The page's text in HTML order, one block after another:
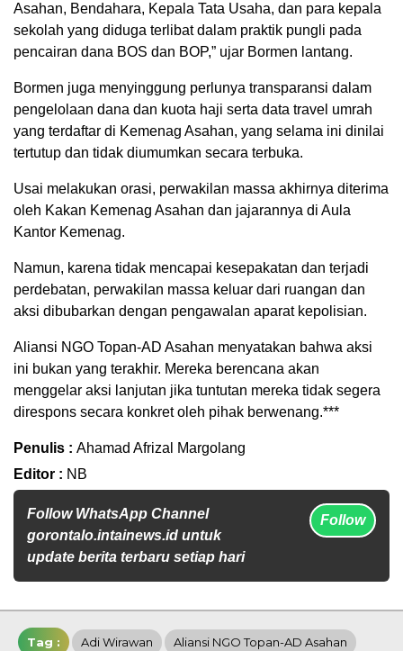
Asahan, Bendahara, Kepala Tata Usaha, dan para kepala
sekolah yang diduga terlibat dalam praktik pungli pada
pencairan dana BOS dan BOP,” ujar Bormen lantang.
Bormen juga menyinggung perlunya transparansi dalam
pengelolaan dana dan kuota haji serta data travel umrah
yang terdaftar di Kemenag Asahan, yang selama ini dinilai
tertutup dan tidak diumumkan secara terbuka.
Usai melakukan orasi, perwakilan massa akhirnya diterima
oleh Kakan Kemenag Asahan dan jajarannya di Aula
Kantor Kemenag.
Namun, karena tidak mencapai kesepakatan dan terjadi
perdebatan, perwakilan massa keluar dari ruangan dan
aksi dibubarkan dengan pengawalan aparat kepolisian.
Aliansi NGO Topan-AD Asahan menyatakan bahwa aksi
ini bukan yang terakhir. Mereka berencana akan
menggelar aksi lanjutan jika tuntutan mereka tidak segera
direspons secara konkret oleh pihak berwenang.***
Penulis : Ahamad Afrizal Margolang
Editor : NB
Follow WhatsApp Channel
gorontalo.intainews.id untuk
update berita terbaru setiap hari
Follow
Tag : Adi Wirawan Aliansi NGO Topan-AD Asahan